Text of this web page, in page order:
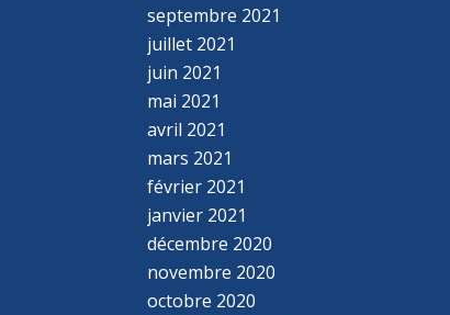
septembre 2021
juillet 2021
juin 2021
mai 2021
avril 2021
mars 2021
février 2021
janvier 2021
décembre 2020
novembre 2020
octobre 2020